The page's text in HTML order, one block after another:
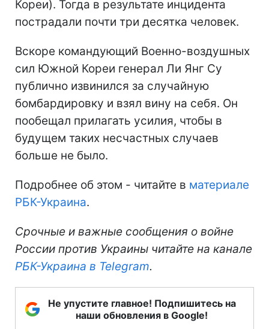
Кореи). Тогда в результате инцидента
пострадали почти три десятка человек.
Вскоре командующий Военно-воздушных
сил Южной Кореи генерал Ли Янг Су
публично извинился за случайную
бомбардировку и взял вину на себя. Он
пообещал прилагать усилия, чтобы в
будущем таких несчастных случаев
больше не было.
Подробнее об этом - читайте в материале
РБК-Украина.
Срочные и важные сообщения о войне
России против Украины читайте на канале
РБК-Украина в Telegram.
Не упустите главное! Подпишитесь на
наши обновления в Google!